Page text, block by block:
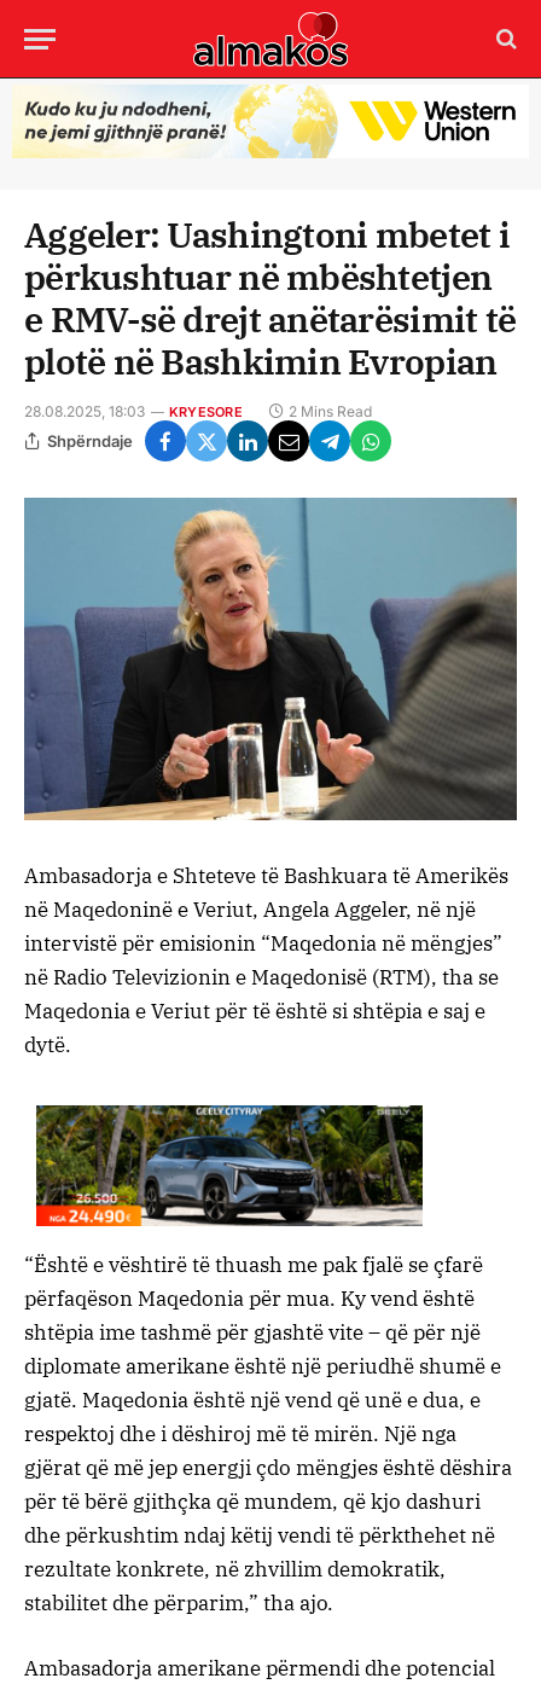
Aggeler: Uashingtoni mbetet i
përkushtuar në mbështetjen
e RMV-së drejt anëtarësimit të
plotë në Bashkimin Evropian
28.08.2025, 18:03 KRYESORE 2 Mins Read
Shpërndaje
Ambasadorja e Shteteve të Bashkuara të Amerikës
në Maqedoninë e Veriut, Angela Aggeler, në një
intervistë për emisionin “Maqedonia në mëngjes”
në Radio Televizionin e Maqedonisë (RTM), tha se
Maqedonia e Veriut për të është si shtëpia e saj e
dytë.
“Është e vështirë të thuash me pak fjalë se çfarë
përfaqëson Maqedonia për mua. Ky vend është
shtëpia ime tashmë për gjashtë vite – që për një
diplomate amerikane është një periudhë shumë e
gjatë. Maqedonia është një vend që unë e dua, e
respektoj dhe i dëshiroj më të mirën. Një nga
gjërat që më jep energji çdo mëngjes është dëshira
për të bërë gjithçka që mundem, që kjo dashuri
dhe përkushtim ndaj këtij vendi të përkthehet në
rezultate konkrete, në zhvillim demokratik,
stabilitet dhe përparim,” tha ajo.
Ambasadorja amerikane përmendi dhe potencial